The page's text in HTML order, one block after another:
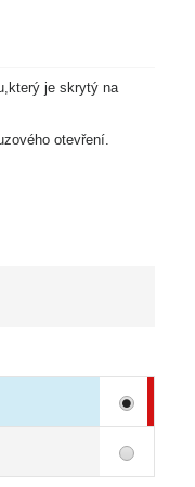
je skrytý na
otevření.